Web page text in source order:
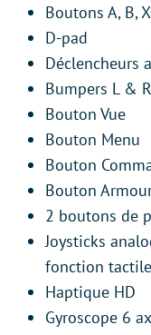
Boutons A, B,
D-pad
Déclencheurs
Bumpers L & R
Bouton Vue
Bouton Menu
Bouton
Bouton
2 boutons de
Joysticks
fonction
Haptique HD
Gyroscope 6